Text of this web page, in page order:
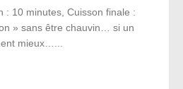
: 10 minutes, Cuisson finale :
» sans être chauvin… si un
mieux…...